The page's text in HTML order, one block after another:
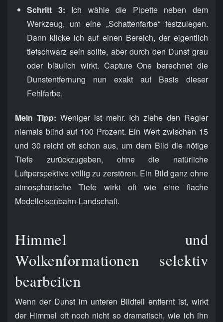
Schritt 3: Ich wähle die Pipette neben dem
Werkzeug, um eine „Schattenfarbe“ festzulegen.
Dann klicke ich auf einen Bereich, der eigentlich
tiefschwarz sein sollte, aber durch den Dunst grau
oder bläulich wirkt. Capture One berechnet die
Dunstentfernung nun exakt auf Basis dieser
Fehlfarbe.
Mein Tipp: Weniger ist mehr. Ich ziehe den Regler
niemals blind auf 100 Prozent. Ein Wert zwischen 15
und 30 reicht oft schon aus, um dem Bild die nötige
Tiefe zurückzugeben, ohne die natürliche
Luftperspektive völlig zu zerstören. Ein Bild ganz ohne
atmosphärische Tiefe wirkt oft wie eine flache
Modelleisenbahn-Landschaft.
Himmel und
Wolkenformationen selektiv
bearbeiten
Wenn der Dunst im unteren Bildteil entfernt ist, wirkt
der Himmel oft noch nicht so dramatisch, wie ich ihn